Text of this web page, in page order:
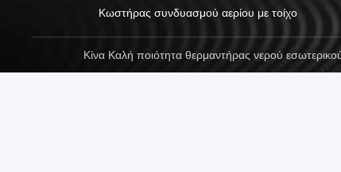
Κωστήρας συνδυασμού αερίου με τοίχο
Κίνα Καλή ποιότητα θερμαντήρας νερού